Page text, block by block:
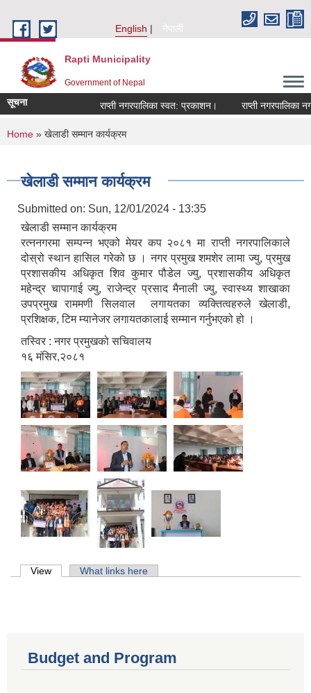
English
नेपाली
Rapti Municipality
Government of Nepal
सूचना राप्ती नगरपालिका स्वत: प्रकाशन। राप्ती नगरपालिका
You are here
Home » खेलाडी सम्मान कार्यक्रम
खेलाडी सम्मान कार्यक्रम
Submitted on: Sun, 12/01/2024 - 13:35
खेलाडी सम्मान कार्यक्रम
रत्ननगरमा सम्पन्न भएको मेयर कप २०८१ मा राप्ती नगरपालिकाले
दोस्रो स्थान हासिल गरेको छ । नगर प्रमुख शमशेर लामा ज्यु, प्रमुख
प्रशासकीय अधिकृत शिव कुमार पौडेल ज्यु, प्रशासकीय अधिकृत
महेन्द्र चापागाई ज्यु, राजेन्द्र प्रसाद मैनाली ज्यु, स्वास्थ्य शाखाका
उपप्रमुख राममणी सिलवाल लगायतका व्यक्तित्वहरुले खेलाडी,
प्रशिक्षक, टिम म्यानेजर लगायतकालाई सम्मान गर्नुभएको हो ।
तस्विर : नगर प्रमुखको सचिवालय
१६ मंसिर,२०८१
Primary tabs
View (active tab)What links here
Budget and Program